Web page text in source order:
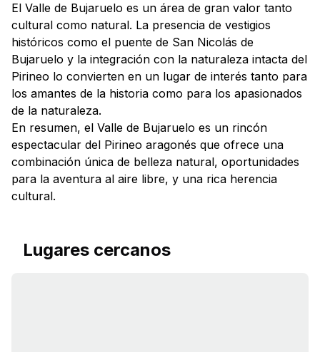
El Valle de Bujaruelo es un área de gran valor tanto
cultural como natural. La presencia de vestigios
históricos como el puente de San Nicolás de
Bujaruelo y la integración con la naturaleza intacta del
Pirineo lo convierten en un lugar de interés tanto para
los amantes de la historia como para los apasionados
de la naturaleza.
En resumen, el Valle de Bujaruelo es un rincón
espectacular del Pirineo aragonés que ofrece una
combinación única de belleza natural, oportunidades
para la aventura al aire libre, y una rica herencia
cultural.
Lugares cercanos